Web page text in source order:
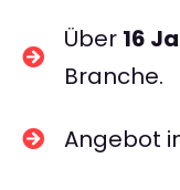
Über 16
Branche.
Angebot